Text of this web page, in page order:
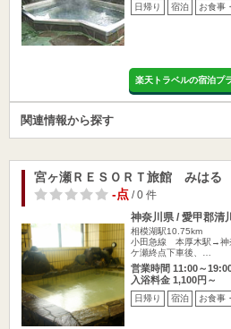
日帰り 宿泊 お食事
楽天トラベルの宿泊プ
関連情報から探す
宮ヶ瀬ＲＥＳＯＲＴ旅館 みはる
-点/ 0 件
神奈川県 / 愛甲郡清
相模湖駅10.75km
小田急線 本厚木駅→神
ケ瀬終点下車後、…
営業時間 11:00～
入浴料金 1,100円～
日帰り 宿泊 お食事